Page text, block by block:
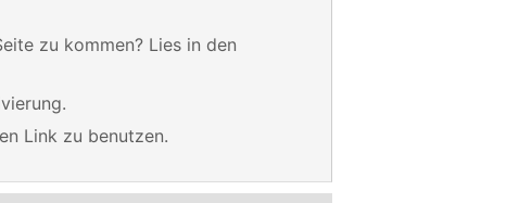
zu kommen? Lies in den
Link zu benutzen.